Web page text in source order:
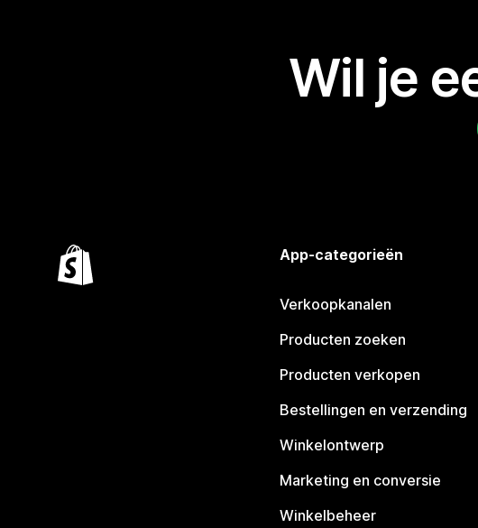
Wil je
App-categorieën
Verkoopkanalen
Producten zoeken
Producten verkopen
Bestellingen en verzending
Winkelontwerp
Marketing en conversie
Winkelbeheer